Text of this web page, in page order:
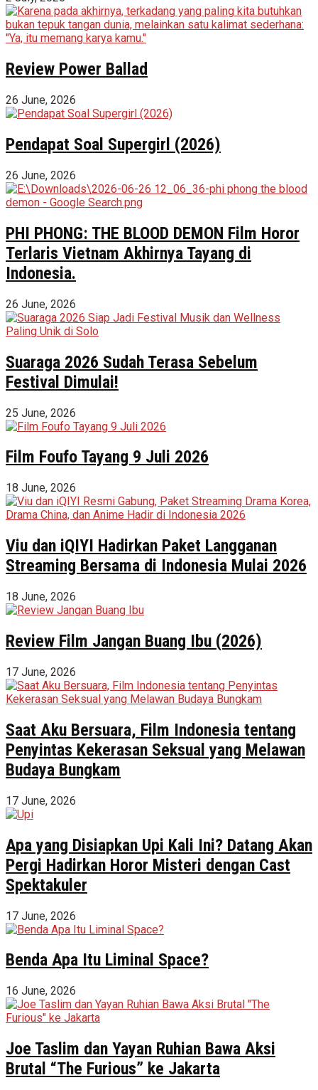
Review Power Ballad
26 June, 2026
Pendapat Soal Supergirl (2026)
26 June, 2026
PHI PHONG: THE BLOOD DEMON Film Horor
Terlaris Vietnam Akhirnya Tayang di
Indonesia.
26 June, 2026
Suaraga 2026 Sudah Terasa Sebelum
Festival Dimulai!
25 June, 2026
Film Foufo Tayang 9 Juli 2026
18 June, 2026
Viu dan iQIYI Hadirkan Paket Langganan
Streaming Bersama di Indonesia Mulai 2026
18 June, 2026
Review Film Jangan Buang Ibu (2026)
17 June, 2026
Saat Aku Bersuara, Film Indonesia tentang
Penyintas Kekerasan Seksual yang Melawan
Budaya Bungkam
17 June, 2026
Apa yang Disiapkan Upi Kali Ini? Datang Akan
Pergi Hadirkan Horor Misteri dengan Cast
Spektakuler
17 June, 2026
Benda Apa Itu Liminal Space?
16 June, 2026
Joe Taslim dan Yayan Ruhian Bawa Aksi
Brutal “The Furious” ke Jakarta